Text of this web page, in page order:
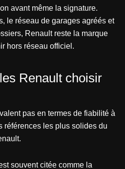
avant même la signature.
le réseau de garages agréés et
Renault reste la marque
hors réseau officiel.
Renault choisir
pas en termes de fiabilité à
références les plus solides du
souvent citée comme la